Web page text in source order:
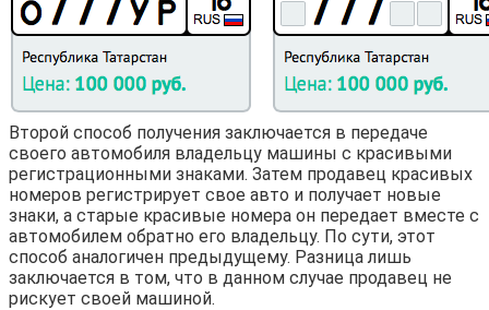
Второй способ получения заключается в передаче
своего автомобиля владельцу машины с красивыми
регистрационными знаками. Затем продавец красивых
номеров регистрирует свое авто и получает новые
знаки, а старые красивые номера он передает вместе с
автомобилем обратно его владельцу. По сути, этот
способ аналогичен предыдущему. Разница лишь
заключается в том, что в данном случае продавец не
рискует своей машиной.